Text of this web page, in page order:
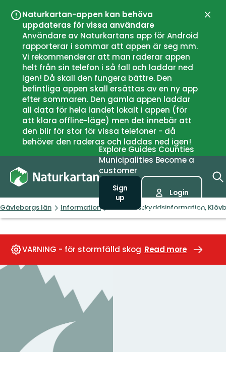
Naturkartan-appen kan behöva
uppdateras för vissa användare
Användare av Naturkartans app för Android
rapporterar i sommar att appen är seg mm.
Vi rekommenderar att man raderar appen
helt från sin telefon i så fall och laddar ned
igen! Då skall den fungera bättre. Den
befintliga appen skall ersättas av en ny app
efter sommaren. Den gamla appen laddar
all data för hela landet lokalt i appen (för
att klara offline-läge) men det innebär att
den blir för stor för vissa telefoner - då
behöver den raderas och laddas ned igen!
Close
Explore Guides Counties
Municipalities Become a
customer
Sign
up
Login
Gävleborgs län Information Områdesskyddsinformation,
VARNING - för stormfälld skog Read more